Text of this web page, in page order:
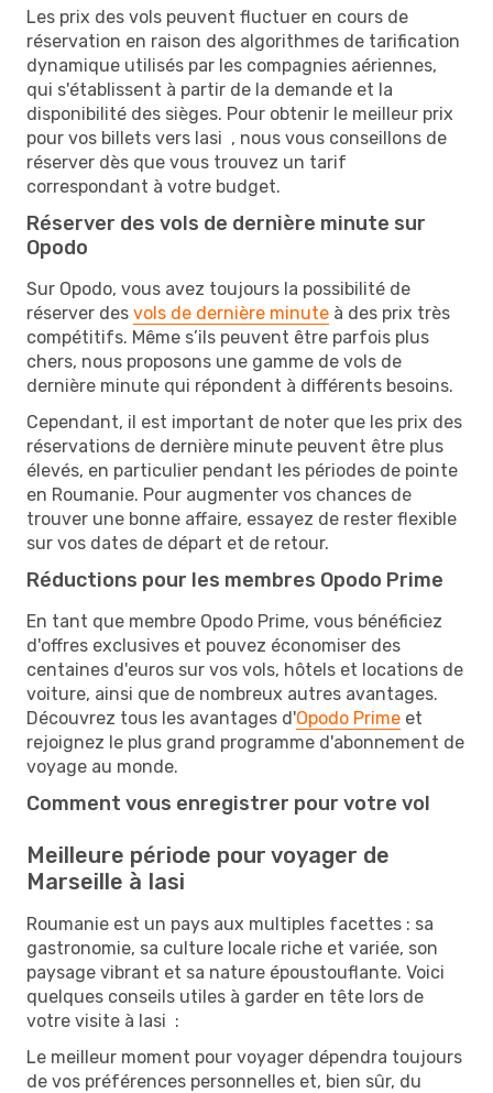
Les prix des vols peuvent fluctuer en cours de
réservation en raison des algorithmes de tarification
dynamique utilisés par les compagnies aériennes,
qui s'établissent à partir de la demande et la
disponibilité des sièges. Pour obtenir le meilleur prix
pour vos billets vers Iasi , nous vous conseillons de
réserver dès que vous trouvez un tarif
correspondant à votre budget.
Réserver des vols de dernière minute sur
Opodo
Sur Opodo, vous avez toujours la possibilité de
réserver des vols de dernière minute à des prix très
compétitifs. Même s’ils peuvent être parfois plus
chers, nous proposons une gamme de vols de
dernière minute qui répondent à différents besoins.
Cependant, il est important de noter que les prix des
réservations de dernière minute peuvent être plus
élevés, en particulier pendant les périodes de pointe
en Roumanie. Pour augmenter vos chances de
trouver une bonne affaire, essayez de rester flexible
sur vos dates de départ et de retour.
Réductions pour les membres Opodo Prime
En tant que membre Opodo Prime, vous bénéficiez
d'offres exclusives et pouvez économiser des
centaines d'euros sur vos vols, hôtels et locations de
voiture, ainsi que de nombreux autres avantages.
Découvrez tous les avantages d'Opodo Prime et
rejoignez le plus grand programme d'abonnement de
voyage au monde.
Comment vous enregistrer pour votre vol
Meilleure période pour voyager de
Marseille à Iasi
Roumanie est un pays aux multiples facettes : sa
gastronomie, sa culture locale riche et variée, son
paysage vibrant et sa nature époustouflante. Voici
quelques conseils utiles à garder en tête lors de
votre visite à Iasi :
Le meilleur moment pour voyager dépendra toujours
de vos préférences personnelles et, bien sûr, du